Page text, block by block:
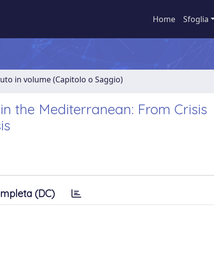
Home Sfoglia
in volume (Capitolo o Saggio)
the Mediterranean: From Crisis
(DC)